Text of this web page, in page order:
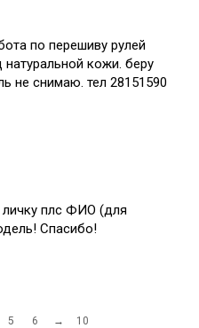
по перешиву рулей
кожи. беру
не снимаю. тел 28151590
плс ФИО (для
Спасибо!
5 6 → 10